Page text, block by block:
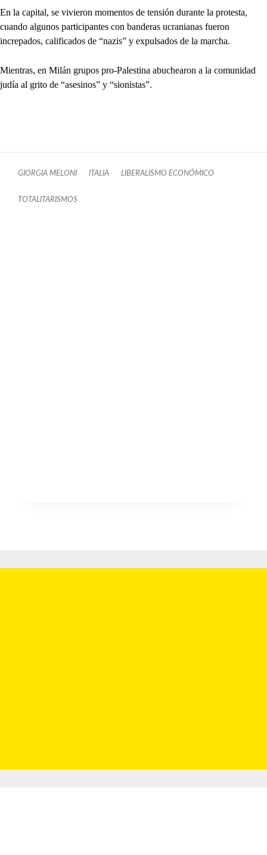
En la capital, se vivieron momentos de tensión durante la protesta,
cuando algunos participantes con banderas ucranianas fueron
increpados, calificados de “nazis” y expulsados de la marcha.
Mientras, en Milán grupos pro-Palestina abuchearon a la comunidad
judía al grito de “asesinos” y “sionistas”.
GIORGIA MELONI ITALIA LIBERALISMO ECONÓMICO
TOTALITARISMOS